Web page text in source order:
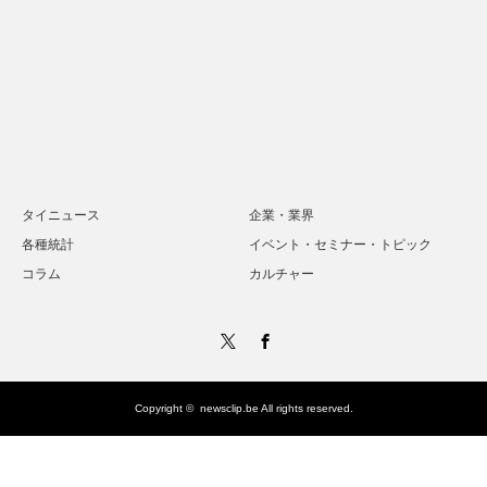
タイニュース
企業・業界
各種統計
イベント・セミナー・トピック
コラム
カルチャー
Copyright © newsclip.be All rights reserved.